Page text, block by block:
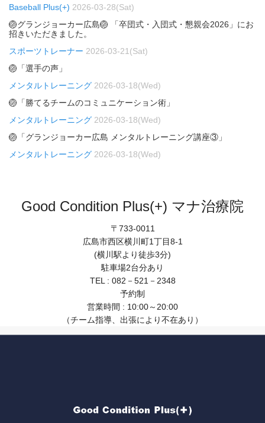
Baseball Plus(+) 2026-03-28(Sat)
🏐グランジョーカー広島🏐 「卒団式・入団式・懇親会2026」にお
招きいただきました。
スポーツトレーナー 2026-03-21(Sat)
🏐「選手の声」
メンタルトレーニング 2026-03-18(Wed)
🏐「勝てるチームのコミュニケーション術」
メンタルトレーニング 2026-03-18(Wed)
🏐「グランジョーカー広島 メンタルトレーニング講座③」
メンタルトレーニング 2026-03-18(Wed)
Good Condition Plus(+) マナ治療院
〒733-0011
広島市西区横川町1丁目8-1
(横川駅より徒歩3分)
駐車場2台分あり
TEL : 082－521－2348
予約制
営業時間 : 10:00～20:00
（チーム指導、出張により不在あり）